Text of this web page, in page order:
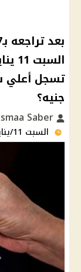
جنيه؟
السبت 11/يناير/2025 - 09:52 ص